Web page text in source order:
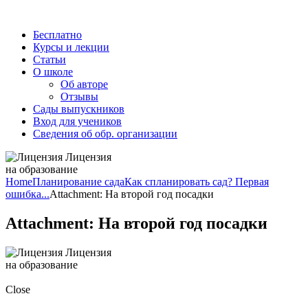
Бесплатно
Курсы и лекции
Статьи
О школе
Об авторе
Отзывы
Сады выпускников
Вход для учеников
Сведения об обр. организации
Лицензия
на образование
HomeПланирование садаКак спланировать сад? Первая
ошибка...Attachment: На второй год посадки
Attachment: На второй год посадки
Лицензия
на образование
Close